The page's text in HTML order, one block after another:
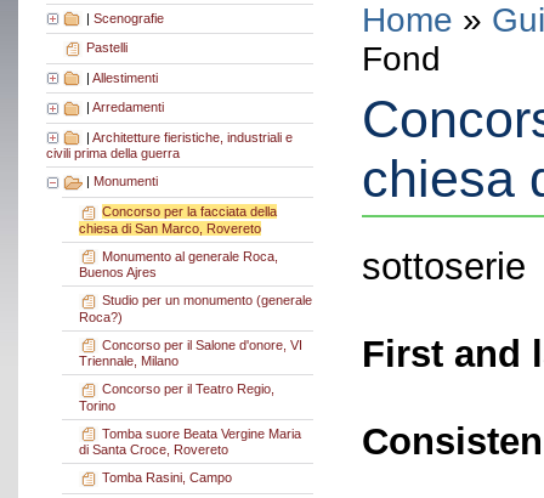
| Scenografie
Pastelli
| Allestimenti
Arredamenti
| Architetture fieristiche, industriali e
civili prima della guerra
Monumenti
Concorso per la facciata della
chiesa di San Marco, Rovereto
Monumento al generale Roca,
Buenos Ajres
Studio per un monumento (generale
Roca?)
Concorso per il Salone d'onore, VI
Triennale, Milano
Concorso per il Teatro Regio,
Torino
Tomba suore Beata Vergine Maria
di Santa Croce, Rovereto
Tomba Rasini, Campo
Home »
Fond
chiesa
sottoserie
First and